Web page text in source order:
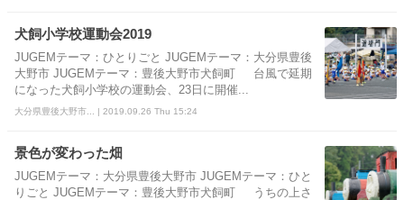
犬飼小学校運動会2019
JUGEMテーマ：ひとりごと JUGEMテーマ：大分県豊後
大野市 JUGEMテーマ：豊後大野市犬飼町 台風で延期
になった犬飼小学校の運動会、23日に開催...
大分県豊後大野市... | 2019.09.26 Thu 15:24
景色が変わった畑
JUGEMテーマ：大分県豊後大野市 JUGEMテーマ：ひと
りごと JUGEMテーマ：豊後大野市犬飼町 うちの上さ